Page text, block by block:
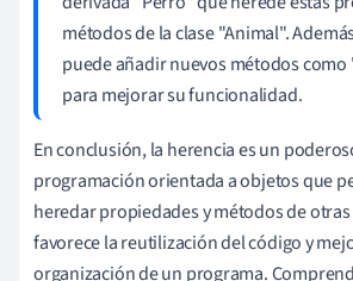
métodos de la clase "Animal".
puede añadir nuevos métodos
para mejorar su funcionalidad.
En conclusión, la herencia es un
programación orientada a objetos que
heredar propiedades y métodos de
favorece la reutilización del código y
organización de un programa.